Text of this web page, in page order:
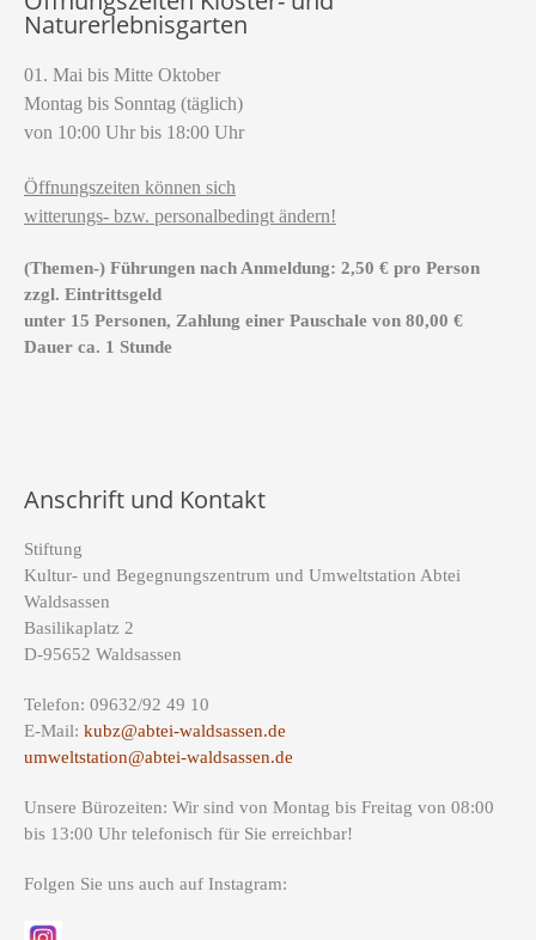
Naturerlebnisgarten
01. Mai bis Mitte Oktober
Montag bis Sonntag (täglich)
von 10:00 Uhr bis 18:00 Uhr
Öffnungszeiten können sich
witterungs- bzw. personalbedingt ändern!
(Themen-) Führungen nach Anmeldung: 2,50 € pro Person
zzgl. Eintrittsgeld
unter 15 Personen, Zahlung einer Pauschale von 80,00 €
Dauer ca. 1 Stunde
Anschrift und Kontakt
Stiftung
Kultur- und Begegnungszentrum und Umweltstation Abtei
Waldsassen
Basilikaplatz 2
D-95652 Waldsassen
Telefon: 09632/92 49 10
E-Mail: kubz@abtei-waldsassen.de
umweltstation@abtei-waldsassen.de
Unsere Bürozeiten: Wir sind von Montag bis Freitag von 08:00
bis 13:00 Uhr telefonisch für Sie erreichbar!
Folgen Sie uns auch auf Instagram: